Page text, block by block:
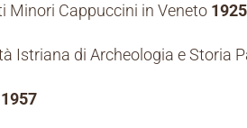
Minori Cappuccini in Veneto
Istriana di Archeologia e Storia